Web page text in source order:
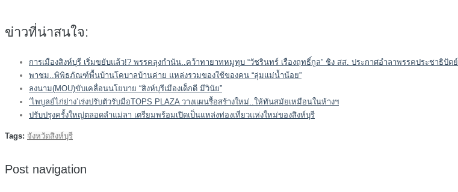
ข่าวที่น่าสนใจ:
การเมืองสิงห์บุรี เริ่มขยับแล้ว!? พรรคลุงกำนัน..คว้าทายาทหมูทุบ “วัชรินทร์ เรืองฤทธิ์กูล” ชิง สส. ประกาศอำลาพรรคประชาธิปัตย์
พาชม..พิพิธภัณฑ์พื้นบ้านโคบาลบ้านค่าย แหล่งรวมของใช้ของคน “ลุ่มแม่น้ำน้อย”
ลงนาม(MOU)ขับเคลื่อนนโยบาย “สิงห์บุรีเมืองเด็กดี มีวินัย”
‘ไพบูลย์ไก่ย่าง’เร่งปรับตัวรับมือTOPS PLAZA วางแผนรื้อสร้างใหม่..ให้ทันสมัยเหมือนในห้างฯ
ปรับปรุงครั้งใหญ่ตลอดลำแม่ลา เตรียมพร้อมเปิดเป็นแหล่งท่องเที่ยวแห่งใหม่ของสิงห์บุรี
Tags: จังหวัดสิงห์บุรี
Post navigation